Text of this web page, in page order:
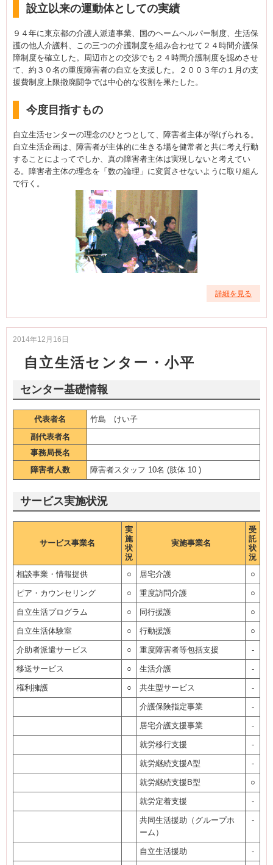
設立以来の運動体としての実績
９４年に東京都の介護人派遣事業、国のヘームヘルパー制度、生活保
護の他人介護料、この三つの介護制度を組み合わせて２４時間介護保
障制度を確立した。周辺市との交渉でも２４時間介護制度を認めさせ
て、約３０名の重度障害者の自立を支援した。２００３年の１月の支
援費制度上限撤廃闘争では中心的な役割を果たした。
今度目指すもの
自立生活センターの理念のひとつとして、障害者主体が挙げられる。
自立生活企画は、障害者が主体的に生きる場を健常者と共に考え行動
することによってでしか、真の障害者主体は実現しないと考えてい
る。障害者主体の理念を「数の論理」に変質させないように取り組ん
で行く。
詳細を見る
2014年12月16日
自立生活センター・小平
センター基礎情報
代表者名
竹島 けい子
副代表者名
事務局長名
障害者人数
障害者スタッフ 10名 (肢体 10 )
サービス実施状況
サービス事業名
実
施
状
況
実施事業名
受
託
状
況
相談事業・情報提供
○ 居宅介護 ○
ピア・カウンセリング ○ 重度訪問介護 ○
自立生活プログラム ○ 同行援護 ○
自立生活体験室 ○ 行動援護 ○
介助者派遣サービス ○ 重度障害者等包括支援 -
移送サービス ○ 生活介護 -
権利擁護 ○ 共生型サービス -
介護保険指定事業 -
居宅介護支援事業 -
就労移行支援 -
就労継続支援A型 -
就労継続支援B型 ○
就労定着支援 -
共同生活援助（グループホ
ーム）
-
自立生活援助 -